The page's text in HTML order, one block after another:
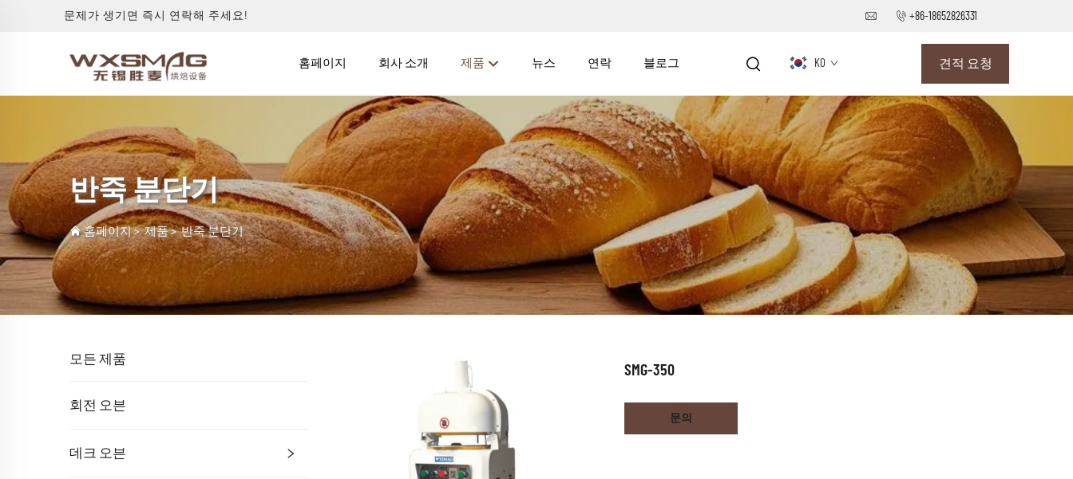
문제가 생기면 즉시 연락해 주세요! +86-18652826331
홈페이지 회사 소개 제품 뉴스 연락 블로그 KO 견적 요청
반죽 분단기
홈페이지>제품>반죽 분단기
모든 제품
회전 오븐
데크 오븐
SMG-350
문의